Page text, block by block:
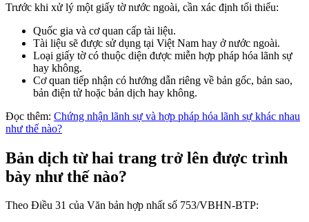
Trước khi xử lý một giấy tờ nước ngoài, cần xác định tối thiểu:
Quốc gia và cơ quan cấp tài liệu.
Tài liệu sẽ được sử dụng tại Việt Nam hay ở nước ngoài.
Loại giấy tờ có thuộc diện được miễn hợp pháp hóa lãnh sự
hay không.
Cơ quan tiếp nhận có hướng dẫn riêng về bản gốc, bản sao,
bản điện tử hoặc bản dịch hay không.
Đọc thêm: Chứng nhận lãnh sự và hợp pháp hóa lãnh sự khác nhau
như thế nào?
Bản dịch từ hai trang trở lên được trình
bày như thế nào?
Theo Điều 31 của Văn bản hợp nhất số 753/VBHN-BTP: